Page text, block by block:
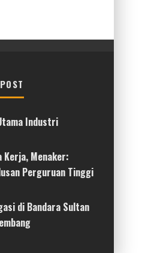
Industri
Kerja, Menaker:
Perguruan Tinggi
di Bandara Sultan